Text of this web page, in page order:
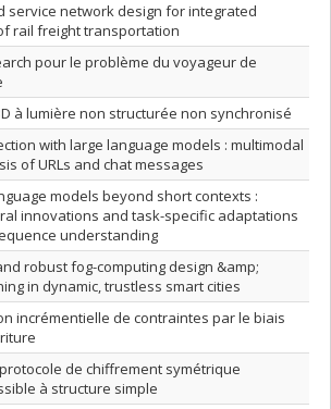
service network design for integrated
rail freight transportation
pour le problème du voyageur de
à lumière non structurée non synchronisé
with large language models : multimodal
of URLs and chat messages
models beyond short contexts :
innovations and task-specific adaptations
understanding
robust fog-computing design &amp;
in dynamic, trustless smart cities
incrémentielle de contraintes par le biais
protocole de chiffrement symétrique
à structure simple